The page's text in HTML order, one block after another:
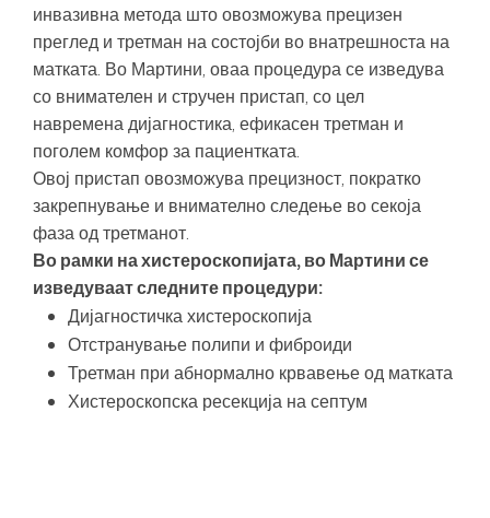
инвазивна метода што овозможува прецизен
преглед и третман на состојби во внатрешноста на
матката. Во Мартини, оваа процедура се изведува
со внимателен и стручен пристап, со цел
навремена дијагностика, ефикасен третман и
поголем комфор за пациентката.
Овој пристап овозможува прецизност, пократко
закрепнување и внимателно следење во секоја
фаза од третманот.
Во рамки на хистероскопијата, во Мартини се
изведуваат следните процедури:
Дијагностичка хистероскопија
Отстранување полипи и фиброиди
Третман при абнормално крвавење од матката
Хистероскопска ресекција на септум